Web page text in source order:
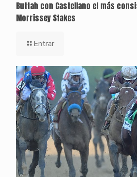
Buttah con Castellano el más
Morrissey Stakes
Entrar